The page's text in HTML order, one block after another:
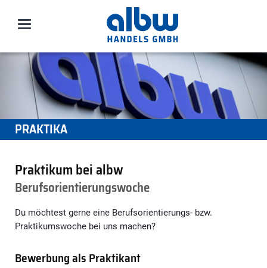
PRAKTIKA
Praktikum bei albw
Berufsorientierungswoche
Du möchtest gerne eine Berufsorientierungs- bzw.
Praktikumswoche bei uns machen?
Bewerbung als Praktikant